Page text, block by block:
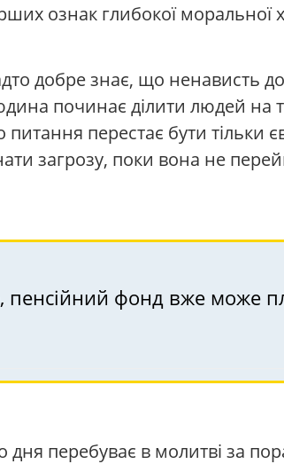
ознак глибокої моральної
добре знає, що ненависть
починає ділити людей на
перестає бути тільки
загрозу, поки вона не
пенсійний фонд вже може
перебуває в молитві за